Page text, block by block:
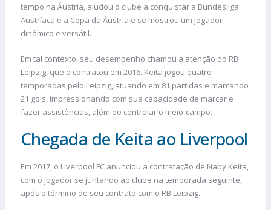
tempo na Áustria, ajudou o clube a conquistar a Bundesliga
Austríaca e a Copa da Áustria e se mostrou um jogador
dinâmico e versátil.
Em tal contexto, seu desempenho chamou a atenção do RB
Leipzig, que o contratou em 2016. Keita jogou quatro
temporadas pelo Leipzig, atuando em 81 partidas e marcando
21 gols, impressionando com sua capacidade de marcar e
fazer assistências, além de controlar o meio-campo.
Chegada de Keita ao Liverpool
Em 2017, o Liverpool FC anunciou a contratação de Naby Keita,
com o jogador se juntando ao clube na temporada seguinte,
após o término de seu contrato com o RB Leipzig.